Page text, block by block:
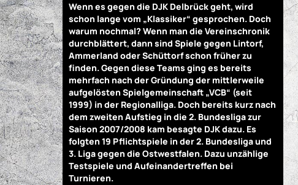
Wenn es gegen die DJK Delbrück geht, wird
schon lange vom „Klassiker“ gesprochen. Doch
warum nochmal? Wenn man die Vereinschronik
durchblättert, dann sind Spiele gegen Lintorf,
Ammerland oder Schüttorf schon früher zu
finden. Gegen diese Teams ging es bereits
mehrfach nach der Gründung der mittlerweile
aufgelösten Spielgemeinschaft „VCB“ (seit
1999) in der Regionalliga. Doch bereits kurz nach
dem zweiten Aufstieg in die 2. Bundesliga zur
Saison 2007/2008 kam besagte DJK dazu. Es
folgten 19 Pflichtspiele in der 2. Bundesliga und
3. Liga gegen die Ostwestfalen. Dazu unzählige
Testspiele und Aufeinandertreffen bei
Turnieren.